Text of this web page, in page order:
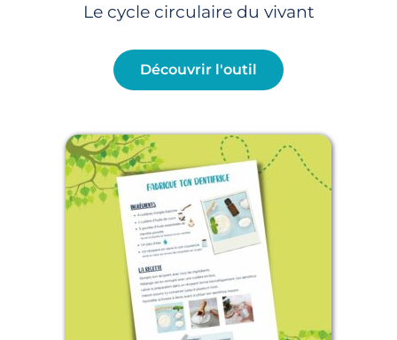
Le cycle circulaire du vivant
Découvrir l'outil